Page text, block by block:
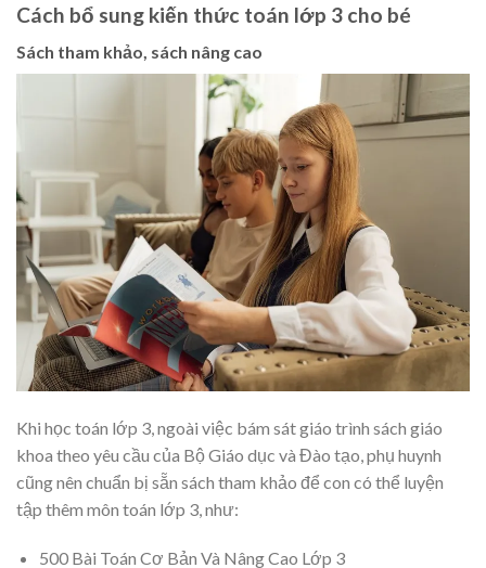
Cách bổ sung kiến thức toán lớp 3 cho bé
Sách tham khảo, sách nâng cao
Khi học toán lớp 3, ngoài việc bám sát giáo trình sách giáo
khoa theo yêu cầu của Bộ Giáo dục và Đào tạo, phụ huynh
cũng nên chuẩn bị sẵn sách tham khảo để con có thể luyện
tập thêm môn toán lớp 3, như:
500 Bài Toán Cơ Bản Và Nâng Cao Lớp 3